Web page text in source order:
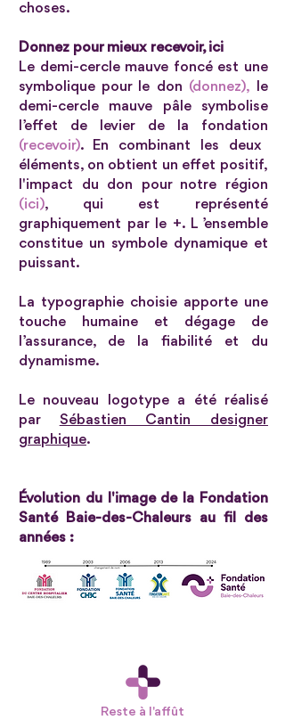
choses.
Donnez pour mieux recevoir, ici
Le demi-cercle mauve foncé est une
symbolique pour le don (donnez),
le
demi-cercle mauve pâle symbolise
l’effet de levier de la fondation
(recevoir). En combinant les deux
éléments, on obtient un effet positif,
l'impact du don pour notre région
(ici), qui est représenté
graphiquement par le +. L ’ensemble
constitue un symbole dynamique et
puissant.
La typographie choisie apporte une
touche humaine et dégage de
l’assurance, de la fiabilité et du
dynamisme.
Le nouveau logotype a été réalisé
par Sébastien Cantin designer
graphique.
Évolution du l'image de la Fondation
Santé Baie-des-Chaleurs au fil des
années :
Reste à l'affût